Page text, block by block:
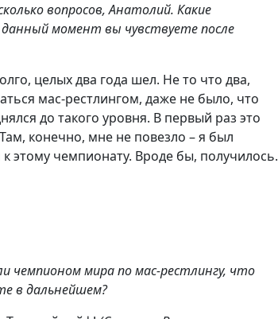
вопросов, Анатолий. Какие
момент вы чувствуете после
целых два года шел. Не то что два,
мас-рестлингом, даже не было, что
до такого уровня. В первый раз это
конечно, мне не повезло – я был
этому чемпионату. Вроде бы, получилось.
чемпионом мира по мас-рестлингу, что
в дальнейшем?